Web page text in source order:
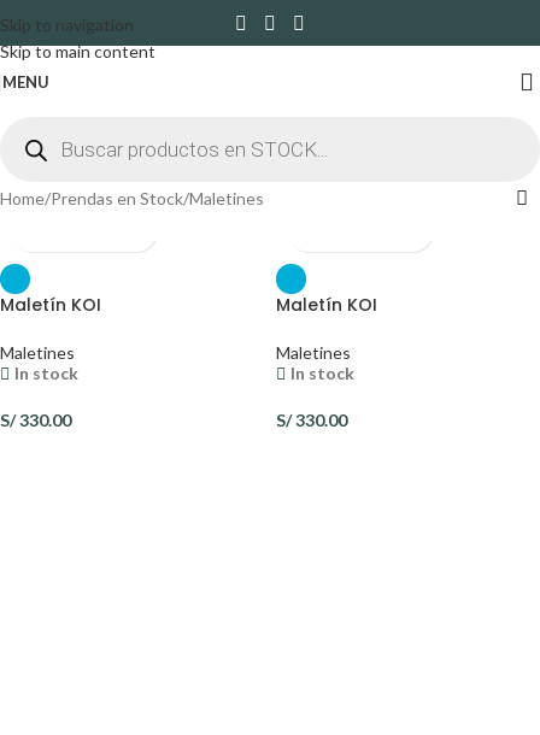
Skip to navigation
Skip to main content
MENU
Home Prendas en Stock Maletines
Maletín KOI
Maletines
In stock
S/330.00
Maletín KOI
Maletines
In stock
S/330.00